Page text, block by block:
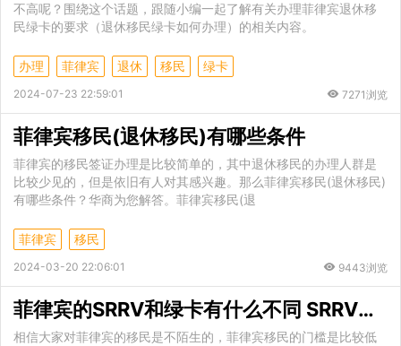
不高呢？围绕这个话题，跟随小编一起了解有关办理菲律宾退休移
民绿卡的要求（退休移民绿卡如何办理）的相关内容。
办理 菲律宾 退休 移民 绿卡
2024-07-23 22:59:01 7271浏览
菲律宾移民(退休移民)有哪些条件
菲律宾的移民签证办理是比较简单的，其中退休移民的办理人群是
比较少见的，但是依旧有人对其感兴趣。那么菲律宾移民(退休移民)
有哪些条件？华商为您解答。菲律宾移民(退
菲律宾 移民
2024-03-20 22:06:01 9443浏览
菲律宾的SRRV和绿卡有什么不同 SRRV签证的种类划分
相信大家对菲律宾的移民是不陌生的，菲律宾移民的门槛是比较低